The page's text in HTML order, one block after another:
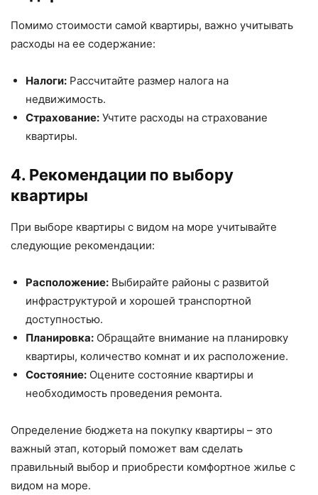
Помимо стоимости самой квартиры, важно учитывать
расходы на ее содержание:
Налоги: Рассчитайте размер налога на
недвижимость.
Страхование: Учтите расходы на страхование
квартиры.
4. Рекомендации по выбору
квартиры
При выборе квартиры с видом на море учитывайте
следующие рекомендации:
Расположение: Выбирайте районы с развитой
инфраструктурой и хорошей транспортной
доступностью.
Планировка: Обращайте внимание на планировку
квартиры, количество комнат и их расположение.
Состояние: Оцените состояние квартиры и
необходимость проведения ремонта.
Определение бюджета на покупку квартиры – это
важный этап, который поможет вам сделать
правильный выбор и приобрести комфортное жилье с
видом на море.